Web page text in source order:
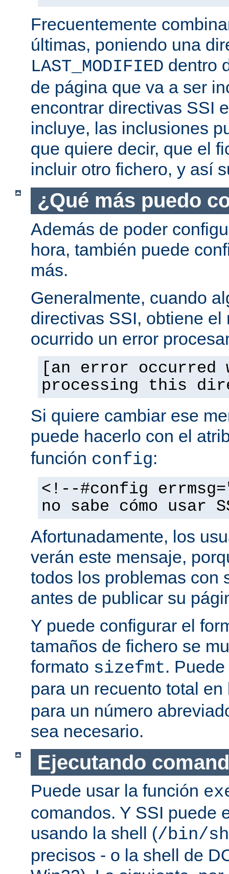
Frecuentemente
últimas, poniendo una
LAST_MODIFIED dentro
de página que va a ser
encontrar directivas SSI
incluye, las inclusiones
que quiere decir, que el
incluir otro fichero, y así
¿Qué más puedo
Además de poder
hora, también puede
más.
Generalmente, cuando
directivas SSI, obtiene el
ocurrido un error
[an error occurred
processing this
Si quiere cambiar ese
puede hacerlo con el
función config:
<!--#config
no sabe cómo usar
Afortunadamente, los
verán este mensaje,
todos los problemas con
antes de publicar su
Y puede configurar el
tamaños de fichero se
formato sizefmt.
para un recuento total
para un número
sea necesario.
Ejecutando
Puede usar la función
comandos. Y SSI puede
usando la shell (/bin/sh
precisos - o la shell de